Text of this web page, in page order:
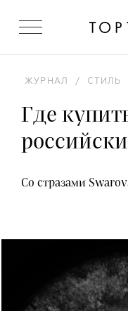
ЖУРНАЛ / СТИЛЬ
Где
Со стразами